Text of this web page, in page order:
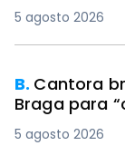
5 agosto 2026
B. Cantora
Braga para
5 agosto 2026